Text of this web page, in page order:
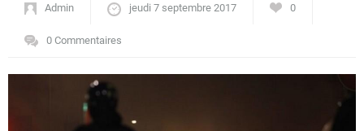
Actualités
Circuits touristiques
Admin jeudi 7 septembre 2017 0
0 Commentaires